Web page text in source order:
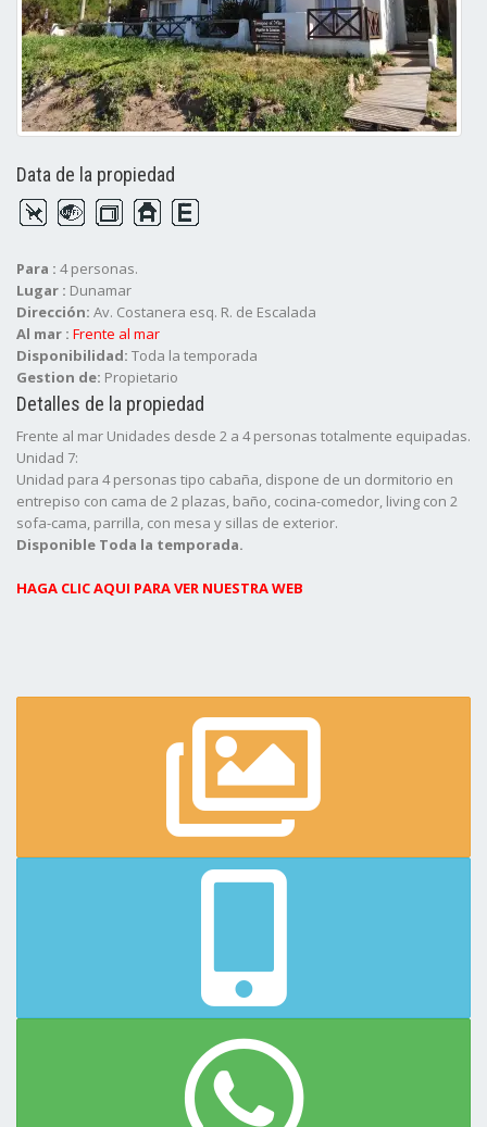
Data de la propiedad
Para : 4 personas.
Lugar : Dunamar
Dirección: Av. Costanera esq. R. de Escalada
Al mar : Frente al mar
Disponibilidad: Toda la temporada
Gestion de: Propietario
Detalles de la propiedad
Frente al mar Unidades desde 2 a 4 personas totalmente equipadas.
Unidad 7:
Unidad para 4 personas tipo cabaña, dispone de un dormitorio en
entrepiso con cama de 2 plazas, baño, cocina-comedor, living con 2
sofa-cama, parrilla, con mesa y sillas de exterior.
Disponible Toda la temporada.
HAGA CLIC AQUI PARA VER NUESTRA WEB